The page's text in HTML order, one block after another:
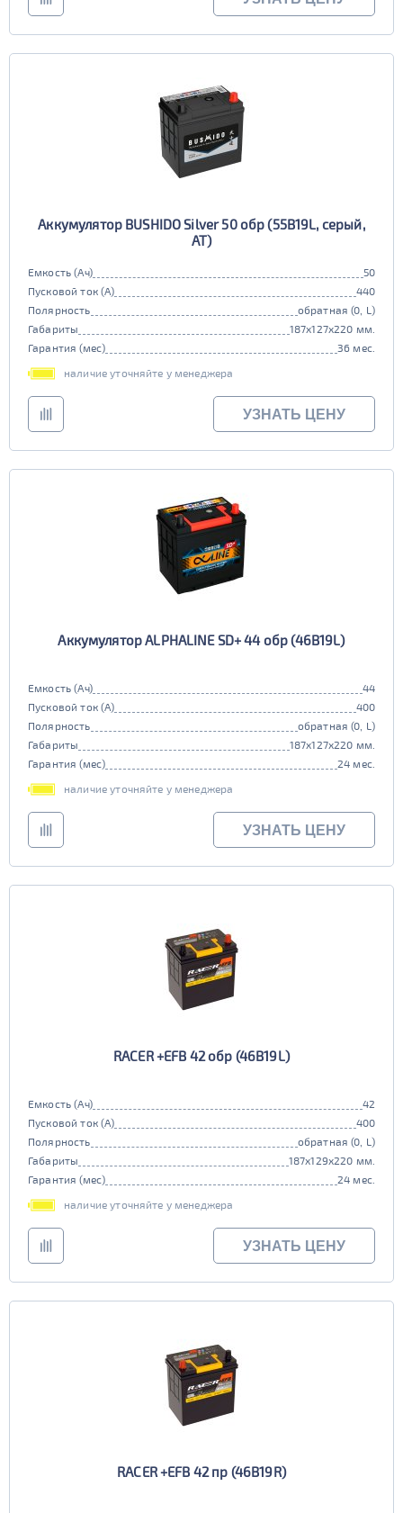
Аккумулятор BUSHIDO Silver 50 обр (55B19L, серый,
AT)
Емкость (Ач)
50
Пусковой ток (А)
440
Полярность
обратная (0, L)
Габариты
187x127x220 мм.
Гарантия (мес)
36 мес.
наличие уточняйте у менеджера
УЗНАТЬ ЦЕНУ
Аккумулятор ALPHALINE SD+ 44 обр (46B19L)
Емкость (Ач)
44
Пусковой ток (А)
400
Полярность
обратная (0, L)
Габариты
187x127x220 мм.
Гарантия (мес)
24 мес.
наличие уточняйте у менеджера
УЗНАТЬ ЦЕНУ
RACER +EFB 42 обр (46B19L)
Емкость (Ач)
42
Пусковой ток (А)
400
Полярность
обратная (0, L)
Габариты
187x129x220 мм.
Гарантия (мес)
24 мес.
наличие уточняйте у менеджера
УЗНАТЬ ЦЕНУ
RACER +EFB 42 пр (46B19R)